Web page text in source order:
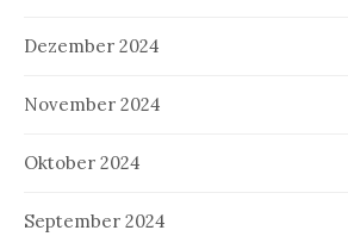
Dezember 2024
November 2024
Oktober 2024
September 2024